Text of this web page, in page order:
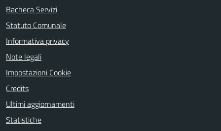
Bacheca Servizi
Statuto Comunale
Informativa privacy
Note legali
Impostazioni Cookie
Credits
Ultimi aggiornamenti
Statistiche